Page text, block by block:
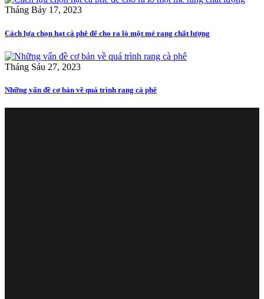
Tháng Bảy 17, 2023
Cách lựa chọn hạt cà phê để cho ra lò một mẻ rang chất lượng
Tháng Sáu 27, 2023
Những vấn đề cơ bản về quá trình rang cà phê